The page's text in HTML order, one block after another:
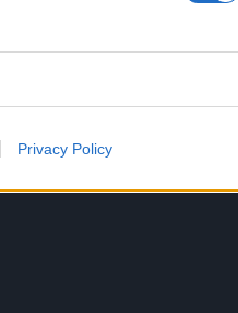
Privacy Policy